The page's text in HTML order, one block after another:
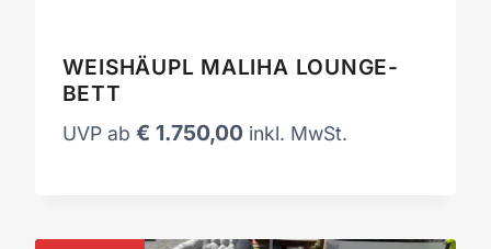
WEISHÄUPL MALIHA LOUNGE-
BETT
UVP ab € 1.750,00 inkl. MwSt.